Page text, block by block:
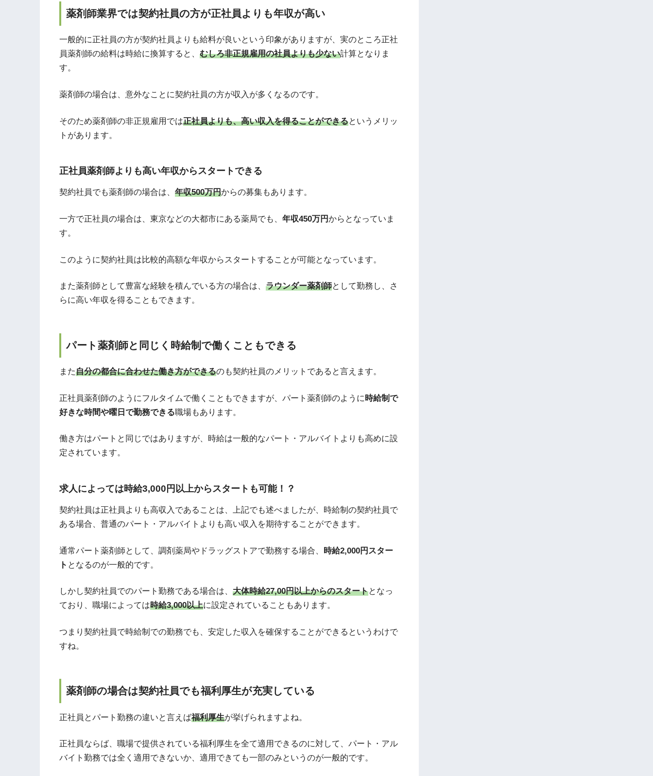
薬剤師業界では契約社員の方が正社員よりも年収が高い
一般的に正社員の方が契約社員よりも給料が良いという印象がありますが、実のところ正社
員薬剤師の給料は時給に換算すると、 むしろ非正規雇用の社員よりも少ない計算となりま
す。
薬剤師の場合は、意外なことに契約社員の方が収入が多くなるのです。
そのため薬剤師の非正規雇用では正社員よりも、高い収入を得ることができるというメリッ
トがあります。
正社員薬剤師よりも高い年収からスタートできる
契約社員でも薬剤師の場合は、 年収500万円からの募集もあります。
一方で正社員の場合は、東京などの大都市にある薬局でも、 年収450万円 からとなっていま
す。
このように契約社員は比較的高額な年収からスタートすることが可能となっています。
また薬剤師として豊富な経験を積んでいる方の場合は、 ラウンダー薬剤師として勤務し、さ
らに高い年収を得ることもできます。
パート薬剤師と同じく時給制で働くこともできる
また自分の都合に合わせた働き方ができるのも契約社員のメリットであると言えます。
正社員薬剤師のようにフルタイムで働くこともできますが、パート薬剤師のように 時給制で
好きな時間や曜日で勤務できる職場もあります。
働き方はパートと同じではありますが、時給は一般的なパート・アルバイトよりも高めに設
定されています。
求人によっては時給3,000円以上からスタートも可能！？
契約社員は正社員よりも高収入であることは、上記でも述べましたが、時給制の契約社員で
ある場合、普通のパート・アルバイトよりも高い収入を期待することができます。
通常パート薬剤師として、調剤薬局やドラッグストアで勤務する場合、
時給2,000円スター
ト となるのが一般的です。
しかし契約社員でのパート勤務である場合は、 大体時給27,00円以上からのスタートとなっ
ており、職場によっては時給3,000以上に設定されていることもあります。
つまり契約社員で時給制での勤務でも、安定した収入を確保することができるというわけで
すね。
薬剤師の場合は契約社員でも福利厚生が充実している
正社員とパート勤務の違いと言えば福利厚生が挙げられますよね。
正社員ならば、職場で提供されている福利厚生を全て適用できるのに対して、パート・アル
バイト勤務では全く適用できないか、適用できても一部のみというのが一般的です。